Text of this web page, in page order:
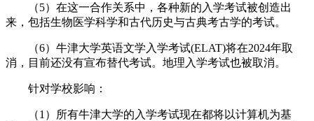
（5）在这一合作关系中，各种新的入学考试被创造出
来，包括生物医学科学和古代历史与古典考古学的考试。
（6）牛津大学英语文学入学考试(ELAT)将在2024年取
消，目前还没有宣布替代考试。地理入学考试也被取消。
针对学校影响：
（1）所有牛津大学的入学考试现在都将以计算机为基